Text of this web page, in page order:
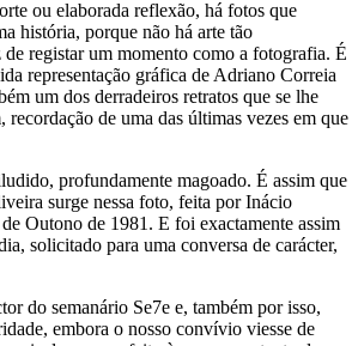
ou elaborada reflexão, há fotos que
história, porque não há arte tão
de registar um momento como a fotografia. É
representação gráfica de Adriano Correia
um dos derradeiros retratos que se lhe
recordação de uma das últimas vezes em que
profundamente magoado. É assim que
surge nessa foto, feita por Inácio
Outono de 1981. E foi exactamente assim
solicitado para uma conversa de carácter,
do semanário Se7e e, também por isso,
embora o nosso convívio viesse de